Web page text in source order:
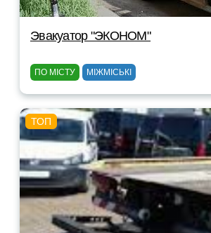
Эвакуатор "ЭКОНОМ"
ПО МІСТУ МІЖМІСЬКІ